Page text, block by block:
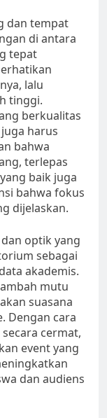
dan tempat
di antara
tepat
lalu
tinggi.
berkualitas
harus
bahwa
terlepas
baik juga
bahwa fokus
dijelaskan.
optik yang
sebagai
akademis.
mutu
suasana
Dengan cara
cermat,
event yang
dan audiens